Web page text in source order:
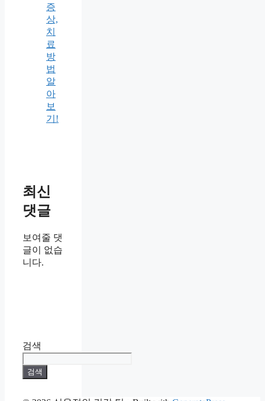
증
상,
치
료
방
법
알
아
보
기!
최신
댓글
보여줄 댓
글이 없습
니다.
검색
검색